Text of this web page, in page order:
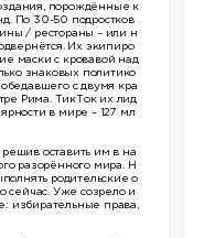
порождённые к
По 30-50 подростков
/ рестораны – или н
Их экипиро
маски с кровавой над
знаковых политико
с двумя кра
Рима. ТикТок их лид
в мире – 127 мл
оставить им в на
разорённого мира. Н
родительские о
сейчас. Уже созрело и
избирательные права,